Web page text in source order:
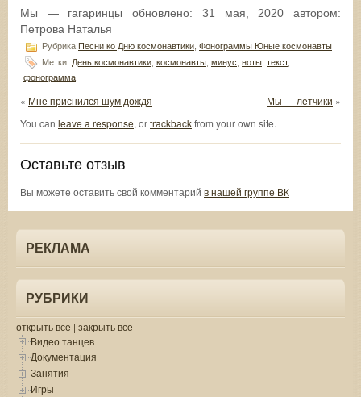
Мы — гагаринцы обновлено: 31 мая, 2020 автором:
Петрова Наталья
Рубрика Песни ко Дню космонавтики Фонограммы Юные космонавты
Метки: День космонавтики космонавты минус ноты текст,
фонограмма
« Мне приснился шум дождя Мы — летчики »
You can leave a response, ortrackbackfrom your own site.
Оставьте отзыв
Вы можете оставить свой комментарий в нашей группе ВК
РЕКЛАМА
РУБРИКИ
открыть все | закрыть все
Видео танцев
Документация
Занятия
Игры